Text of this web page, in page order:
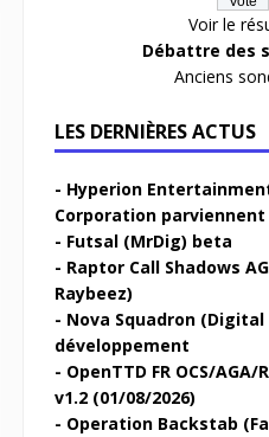
Voir le
Débattre des
Anciens
LES DERNIÈRES ACTUS
Hyperion
Corporation
Futsal (MrDig) beta
Raptor Call Shadows
Raybeez)
Nova Squadron
développement
OpenTTD FR OCS/AGA/
v1.2 (01/08/2026)
Operation Backstab